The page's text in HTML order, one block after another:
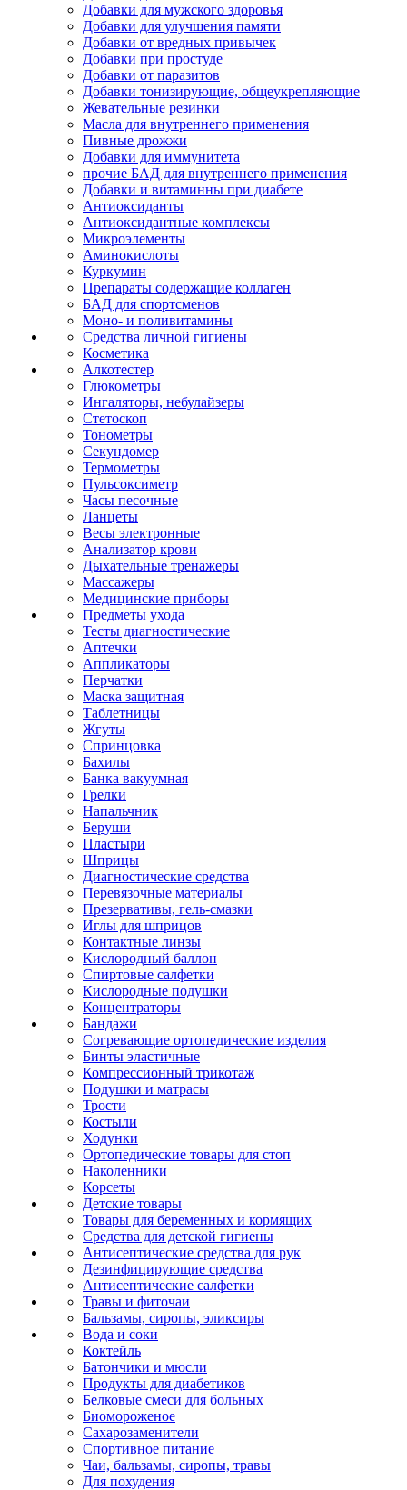
Добавки для мужского здоровья
Добавки для улучшения памяти
Добавки от вредных привычек
Добавки при простуде
Добавки от паразитов
Добавки тонизирующие, общеукрепляющие
Жевательные резинки
Масла для внутреннего применения
Пивные дрожжи
Добавки для иммунитета
прочие БАД для внутреннего применения
Добавки и витаминны при диабете
Антиоксиданты
Антиоксидантные комплексы
Микроэлементы
Аминокислоты
Куркумин
Препараты содержащие коллаген
БАД для спортсменов
Моно- и поливитамины
Средства личной гигиены
Косметика
Алкотестер
Глюкометры
Ингаляторы, небулайзеры
Стетоскоп
Тонометры
Секундомер
Термометры
Пульсоксиметр
Часы песочные
Ланцеты
Весы электронные
Анализатор крови
Дыхательные тренажеры
Массажеры
Медицинские приборы
Предметы ухода
Тесты диагностические
Аптечки
Аппликаторы
Перчатки
Маска защитная
Таблетницы
Жгуты
Спринцовка
Бахилы
Банка вакуумная
Грелки
Напальчник
Беруши
Пластыри
Шприцы
Диагностические средства
Перевязочные материалы
Презервативы, гель-смазки
Иглы для шприцов
Контактные линзы
Кислородный баллон
Спиртовые салфетки
Кислородные подушки
Концентраторы
Бандажи
Согревающие ортопедические изделия
Бинты эластичные
Компрессионный трикотаж
Подушки и матрасы
Трости
Костыли
Ходунки
Ортопедические товары для стоп
Наколенники
Корсеты
Детские товары
Товары для беременных и кормящих
Средства для детской гигиены
Антисептические средства для рук
Дезинфицирующие средства
Антисептические салфетки
Травы и фиточаи
Бальзамы, сиропы, эликсиры
Вода и соки
Коктейль
Батончики и мюсли
Продукты для диабетиков
Белковые смеси для больных
Биомороженое
Сахарозаменители
Спортивное питание
Чаи, бальзамы, сиропы, травы
Для похудения